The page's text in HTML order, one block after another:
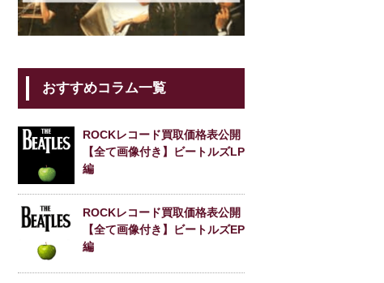
おすすめコラム一覧
ROCKレコード買取価格表公開
【全て画像付き】ビートルズLP
編
ROCKレコード買取価格表公開
【全て画像付き】ビートルズEP
編